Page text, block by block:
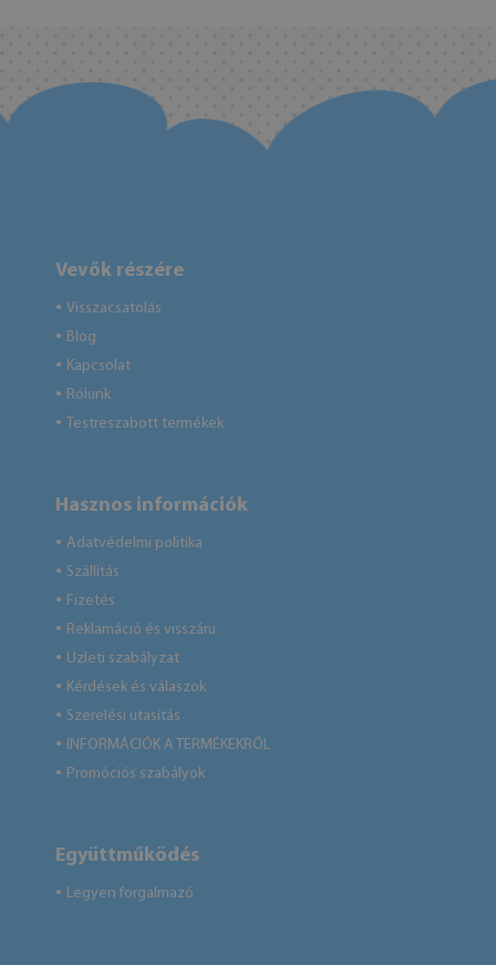
Vevők részére
● Visszacsatolás
● Blog
● Kapcsolat
● Rólunk
● Testreszabott termékek
Hasznos információk
● Adatvédelmi politika
● Szállítás
● Fizetés
● Reklamáció és visszáru
● Üzleti szabályzat
● Kérdések és válaszok
● Szerelési utasítás
● INFORMÁCIÓK A TERMÉKEKRŐL
● Promóciós szabályok
Együttműködés
● Legyen forgalmazó